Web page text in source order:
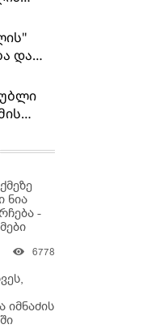
ნია
-
6778
იმნაძის